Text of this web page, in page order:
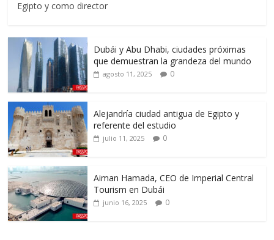
Egipto y como director
Dubái y Abu Dhabi, ciudades próximas
que demuestran la grandeza del mundo
agosto 11, 2025 0
Alejandría ciudad antigua de Egipto y
referente del estudio
julio 11, 2025 0
Aiman Hamada, CEO de Imperial Central
Tourism en Dubái
junio 16, 2025 0